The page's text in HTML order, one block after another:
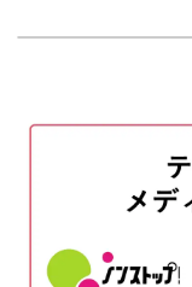
過去にさまざまな
めてハンドメイド
いね。
糸を準備する
バロックパー
丸玉パールを